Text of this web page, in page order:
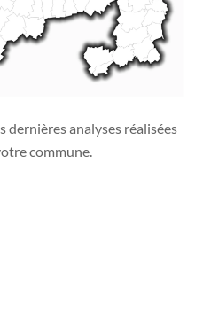
dernières analyses réalisées
commune.